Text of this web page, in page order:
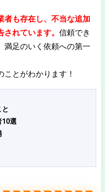
者も存在し、不当な追加
れています。 信頼でき
満足のいく依頼への第一
とがわかります！
10選